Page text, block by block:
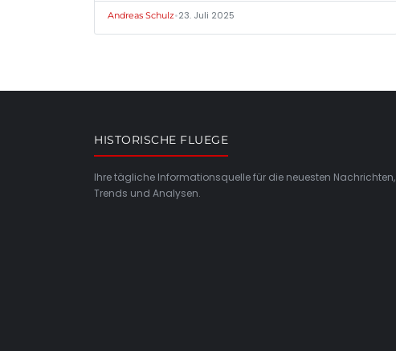
Andreas Schulz•23. Juli 2025
HISTORISCHE FLUEGE
Ihre tägliche Informationsquelle für die neuesten Nachrichten,
Trends und Analysen.